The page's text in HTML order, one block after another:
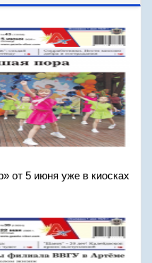
от 5 июня уже в киосках